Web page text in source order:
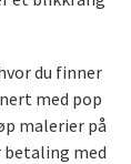
du finner
med pop
malerier på
betaling med